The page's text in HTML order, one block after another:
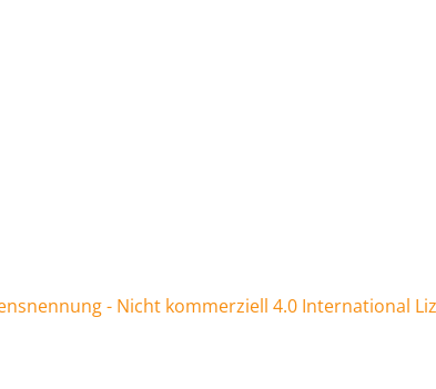
- Nicht kommerziell 4.0 International